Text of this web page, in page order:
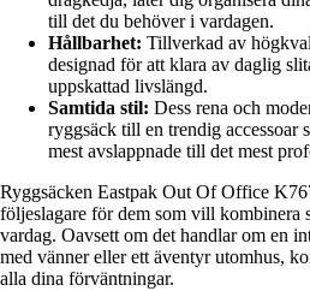
till det du behöver i vardagen.
Hållbarhet: Tillverkad av
designad för att klara av daglig
uppskattad livslängd.
Samtida stil: Dess rena och
ryggsäck till en trendig accessoar
mest avslappnade till det mest
Ryggsäcken Eastpak Out Of Office
följeslagare för dem som vill kombinera
vardag. Oavsett om det handlar om en
med vänner eller ett äventyr utomhus,
alla dina förväntningar.